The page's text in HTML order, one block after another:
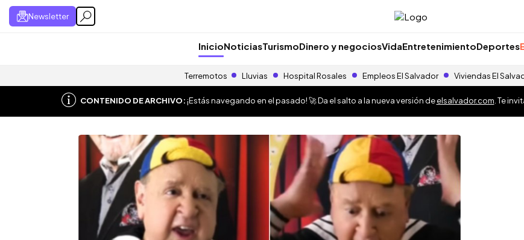
Newsletter
InicioNoticiasTurismoDinero y negociosVidaEntretenimientoDeportes
Terremotos Lluvias Hospital Rosales Empleos El Salvador Viviendas El
CONTENIDO DE ARCHIVO:¡Estás navegando en el pasado! 🚀 Da el salto a la nueva versión deelsalvador.com . Te